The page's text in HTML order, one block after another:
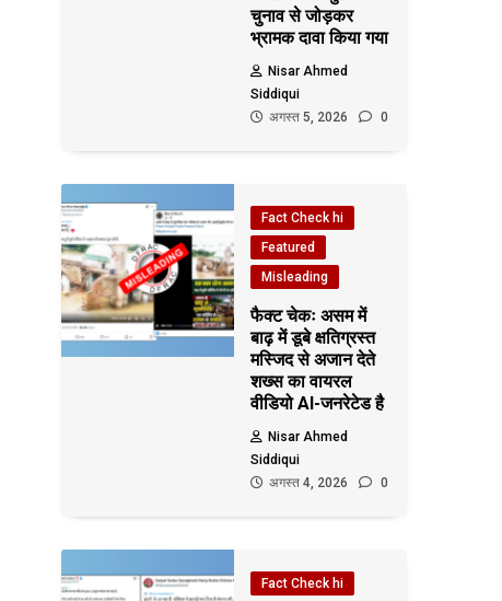
चुनाव से जोड़कर
भ्रामक दावा किया गया
Nisar Ahmed
Siddiqui
अगस्त 5, 2026
0
Fact Check hi
Featured
Misleading
फैक्ट चेकः असम में
बाढ़ में डूबे क्षतिग्रस्त
मस्जिद से अजान देते
शख्स का वायरल
वीडियो AI-जनरेटेड है
Nisar Ahmed
Siddiqui
अगस्त 4, 2026
0
Fact Check hi